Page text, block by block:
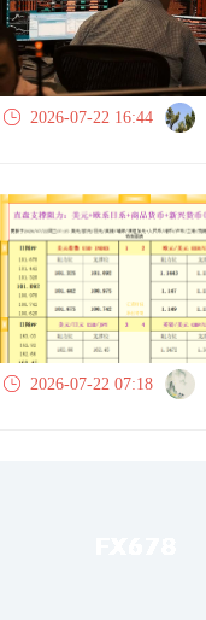
2026-07-22 16:44
2026-07-22 07:18